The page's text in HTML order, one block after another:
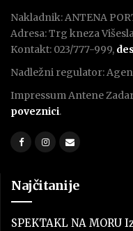
Nakladnik: ANTENA
Adresa: Trg kneza
Kontakt: 023/777-999,
Nadležni regulator:
Impressum Antene
poveznici.
Najčitanije
SPEKTAKL NA MORU